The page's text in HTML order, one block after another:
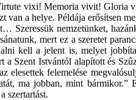
vixi! Memoria vivit! Gloria
a helye. Példája erősítsen
Szeressük nemzetünket,
mert ez a szeretet
kell a jelent is, melyet
a Szent Istvántól alapított és
elesettek felemelése
ma jobban, mint
szertartást.